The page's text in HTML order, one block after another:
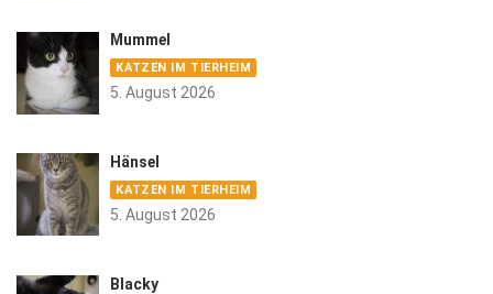
Mummel
KATZEN IM TIERHEIM
5. August 2026
Hänsel
KATZEN IM TIERHEIM
5. August 2026
Blacky